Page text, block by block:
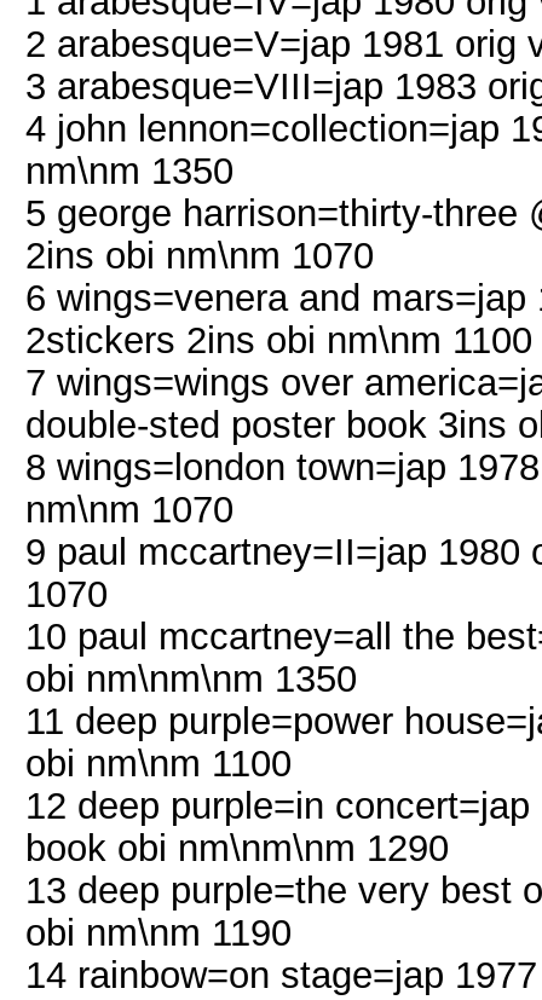
2 arabesque=V=jap 1981 orig
3 arabesque=VIII=jap 1983
4 john lennon=collection=jap
nm\nm 1350
5 george harrison=thirty-three
2ins obi nm\nm 1070
6 wings=venera and
2stickers 2ins obi nm\nm 1100
7 wings=wings over
double-sted poster book 3ins
8 wings=london town=jap
nm\nm 1070
9 paul mccartney=II=jap 1980
1070
10 paul mccartney=all the
obi nm\nm\nm 1350
11 deep purple=power
obi nm\nm 1100
12 deep purple=in
book obi nm\nm\nm 1290
13 deep purple=the very best
obi nm\nm 1190
14 rainbow=on stage=jap